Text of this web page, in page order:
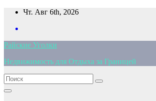
Перейти
содержимому
Чт. Авг 6th, 2026
Райские Уголки
Недвижимость для Отдыха за Границей